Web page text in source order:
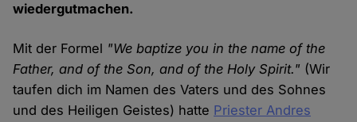
wiedergutmachen.
Mit der Formel "We baptize you in the name of the
Father, and of the Son, and of the Holy Spirit." (Wir
taufen dich im Namen des Vaters und des Sohnes
und des Heiligen Geistes) hatte Priester Andres